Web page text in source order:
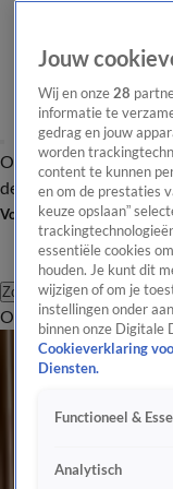
OverzichtAfleveringen
de redactie
Volg Shownieuws
Zoeken
Overzicht
Crime
Het laatste nieuws en
Crime
16 nov 2020, 09:41
Jouw
Wij en onze 28
informatie te
gedrag en jouw
worden
content te kunnen
en om de prestaties
keuze opslaan”
essentiële cookies
houden. Je kunt dit
wijzigen of om je
instellingen onder
binnen onze Digitale
Cookieverklaring
Diensten.
Functioneel &
Analytisch